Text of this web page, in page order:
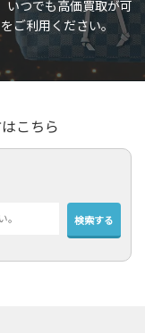
いつでも高価買取が可
ご利用ください。
こちら